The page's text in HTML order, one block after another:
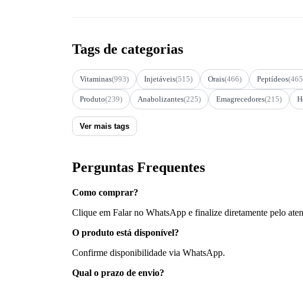
Tags de categorias
Vitaminas(993) Injetáveis(515) Orais(466) Peptídeos
Produto(239) Anabolizantes(225) Emagrecedores(215)
Ver mais tags
Perguntas Frequentes
Como comprar?
Clique em Falar no WhatsApp e finalize diretamente pelo
O produto está disponível?
Confirme disponibilidade via WhatsApp.
Qual o prazo de envio?